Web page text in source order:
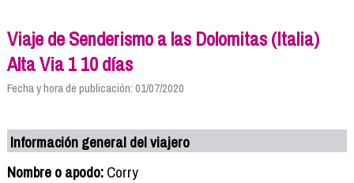
Viaje de Senderismo a las Dolomitas (Italia)
Alta Via 1 10 días
Fecha y hora de publicación: 01/07/2020
Información general del viajero
Nombre o apodo:Corry